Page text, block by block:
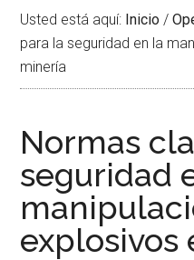
Usted está aquí: Inicio /
para la seguridad en la
minería
Normas
seguridad
explosivos